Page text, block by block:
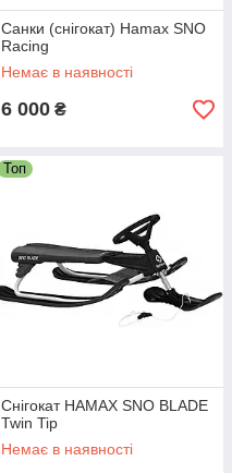
Санки (снігокат) Hamax SNO
Racing
Немає в наявності
6 000 ₴
Топ
Снігокат HAMAX SNO BLADE
Twin Tip
Немає в наявності